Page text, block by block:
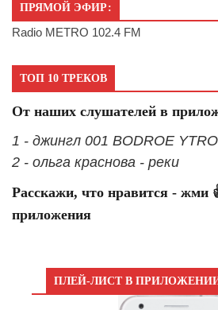
ПРЯМОЙ ЭФИР:
Radio METRO 102.4 FM
ТОП 10 ТРЕКОВ
От наших слушателей в
1 - джингл 001 BODROE YTRO
2 - ольга краснова - реки
Расскажи, что нравится - жми
приложения
ПЛЕЙ-ЛИСТ В ПРИЛОЖЕНИИ